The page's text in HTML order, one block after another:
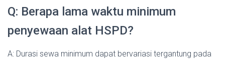
Q: Berapa lama waktu minimum
penyewaan alat HSPD?
A: Durasi sewa minimum dapat bervariasi tergantung pada